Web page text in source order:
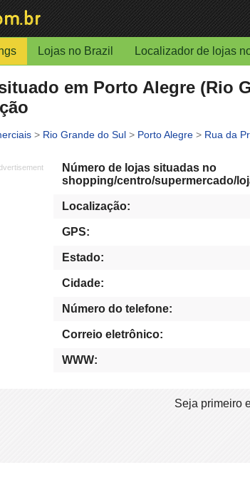
Lojas no Brazil Localizador de lojas
em Porto Alegre (Rio
> Rio Grande do Sul > Porto Alegre > Rua da
Número de lojas situadas no
shopping/centro/supermercado/
Localização:
GPS:
Estado:
Cidade:
Número do telefone:
Correio eletrônico:
WWW:
Seja primeiro